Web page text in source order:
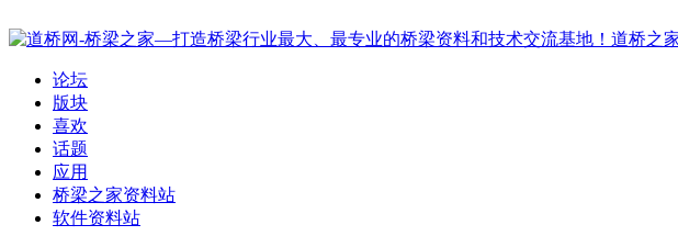
论坛
版块
喜欢
话题
应用
桥梁之家资料站
软件资料站